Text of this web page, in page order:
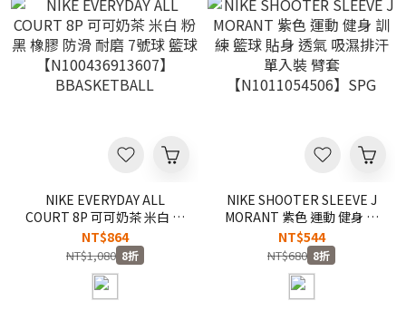
NIKE EVERYDAY ALL
COURT 8P 可可奶茶 米白 粉
黑 橡膠 防滑 耐磨 7號球 籃球
【N100436913607】
BBASKETBALL
NT$864
NT$1,080 8折
NIKE SHOOTER SLEEVE J
MORANT 紫色 運動 健身 訓
練 籃球 貼身 透氣 吸濕排汗
單入裝 臂套
【N1011054506】SPG
NT$544
NT$680 8折